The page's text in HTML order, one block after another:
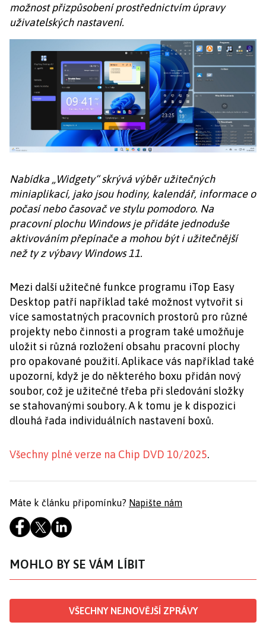
možnost přizpůsobení prostřednictvím úpravy
uživatelských nastavení.
Nabídka „Widgety“ skrývá výběr užitečných
miniaplikací, jako jsou hodiny, kalendář, informace o
počasí nebo časovač ve stylu pomodoro. Na
pracovní plochu Windows je přidáte jednoduše
aktivováním přepínače a mohou být i užitečnější
než ty z výbavy Windows 11.
Mezi další užitečné funkce programu iTop Easy
Desktop patří například také možnost vytvořit si
více samostatných pracovních prostorů pro různé
projekty nebo činnosti a program také umožňuje
uložit si různá rozložení obsahu pracovní plochy
pro opakované použití. Aplikace vás například také
upozorní, když je do některého boxu přidán nový
soubor, což je užitečné třeba při sledování složky
se stahovanými soubory. A k tomu je k dispozici
dlouhá řada individuálních nastavení boxů.
Všechny plné verze na Chip DVD 10/2025.
Máte k článku připomínku? Napište nám
MOHLO BY SE VÁM LÍBIT
VŠECHNY NEJNOVĚJŠÍ ZPRÁVY